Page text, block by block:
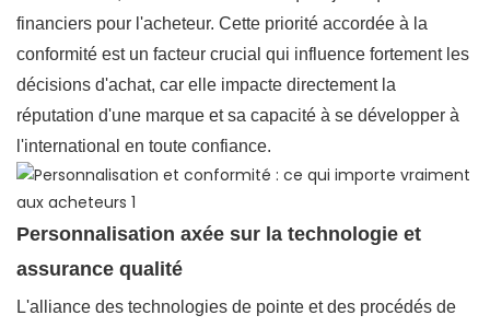
financiers pour l'acheteur. Cette priorité accordée à la
conformité est un facteur crucial qui influence fortement les
décisions d'achat, car elle impacte directement la
réputation d'une marque et sa capacité à se développer à
l'international en toute confiance.
Personnalisation axée sur la technologie et
assurance qualité
L'alliance des technologies de pointe et des procédés de